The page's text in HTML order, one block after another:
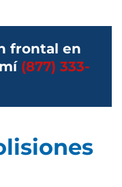
frontal en
(877) 333-